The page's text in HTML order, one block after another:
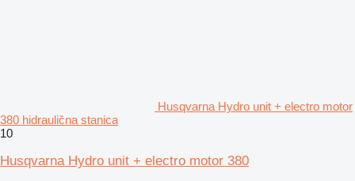
Husqvarna Hydro unit + electro motor
380 hidraulična stanica
10
Husqvarna Hydro unit + electro motor 380